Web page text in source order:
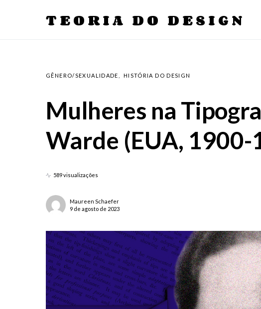
TEORIA DO DESIGN
GÊNERO/SEXUALIDADE HISTÓRIA DO DESIGN
Mulheres na
Warde (EUA, 1900-
589 visualizações
Maureen Schaefer
9 de agosto de 2023